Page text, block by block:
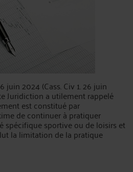
juin 2024 (Cass. Civ 1. 26 juin
Juridiction a utilement rappelé
est constitué par
de continuer à pratiquer
spécifique sportive ou de loisirs et
la limitation de la pratique